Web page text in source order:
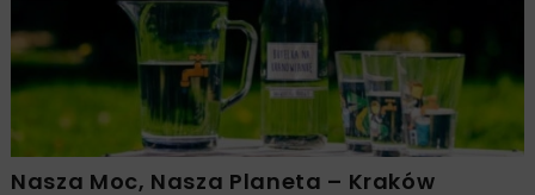
Nasza Moc, Nasza Planeta – Kraków